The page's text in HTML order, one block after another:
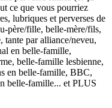
ce que vous pourriez
lubriques et perverses de
père/fille, belle-mère/fils,
par alliance/neveu,
en belle-famille,
belle-famille lesbienne,
en belle-famille, BBC,
belle-famille... et PLUS